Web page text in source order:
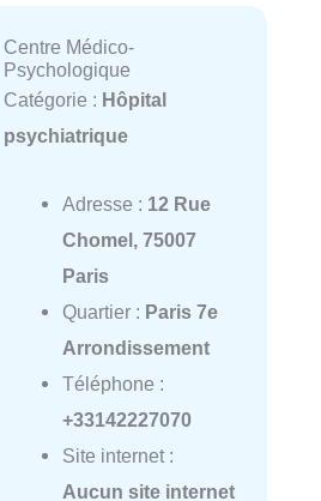
Centre Médico-
Psychologique
Catégorie : Hôpital
psychiatrique
Adresse : 12 Rue
Chomel, 75007
Paris
Quartier : Paris 7e
Arrondissement
Téléphone :
+33142227070
Site internet :
Aucun site internet